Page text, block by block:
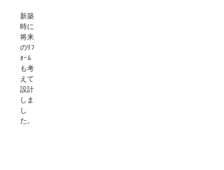
新築
時に
将来
のﾘﾌ
ｫｰﾑ
も考
えて
設計
しま
し
た。